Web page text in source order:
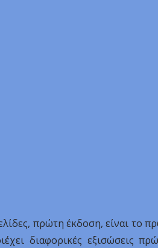
πρώτη έκδοση, είναι το
διαφορικές εξισώσεις